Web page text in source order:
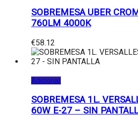
SOBREMESA UBER
760LM 4000K
€58.12
Adicionar
SOBREMESA 1L.
60W E-27 – SIN